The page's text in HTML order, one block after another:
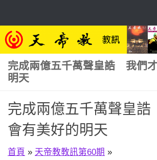
完成兩億五千萬聲皇誥 我們
明天
完成兩億五千萬聲皇
會有美好的明天
首頁 » 天帝教教訊第60期 »